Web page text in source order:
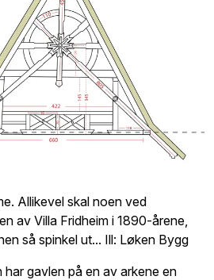
Allikevel skal noen ved
av Villa Fridheim i 1890-årene,
så spinkel ut... Ill: Løken Bygg
har gavlen på en av arkene en